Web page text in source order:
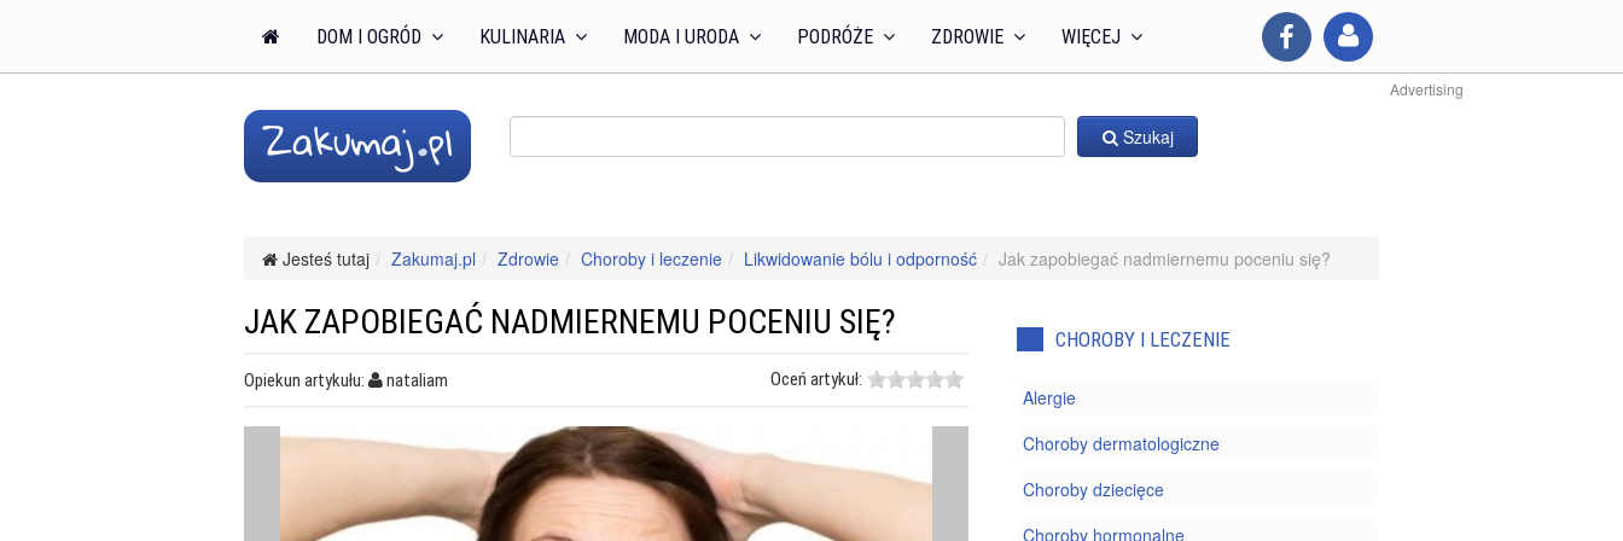
DOM I OGRÓD KULINARIA MODA I URODA PODRÓŻE ZDROWIE WIĘCEJ
Advertising
Szukaj
Jesteś tutaj Zakumaj.pl Zdrowie Choroby i leczenie Likwidowanie bólu i odporność Jak zapobiegać nadmiernemu poceniu się?
JAK ZAPOBIEGAĆ NADMIERNEMU POCENIU SIĘ?
Opiekun artykułu: nataliam Oceń artykuł:
CHOROBY I LECZENIE
Alergie
Choroby dermatologiczne
Choroby dziecięce
Choroby hormonalne